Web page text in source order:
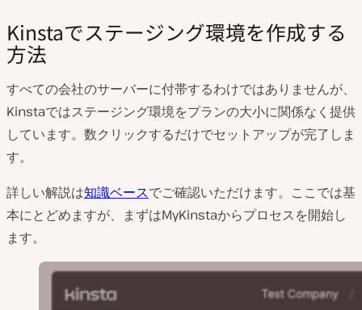
Kinstaでステージング環境を作成する
方法
すべての会社のサーバーに付帯するわけではありませんが、
Kinstaではステージング環境をプランの大小に関係なく提供
しています。数クリックするだけでセットアップが完了しま
す。
詳しい解説は知識ベースでご確認いただけます。ここでは基
本にとどめますが、まずはMyKinstaからプロセスを開始し
ます。